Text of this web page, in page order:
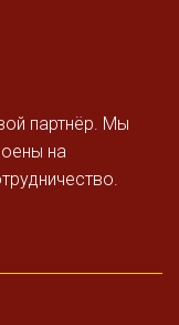
партнёр. Мы
на